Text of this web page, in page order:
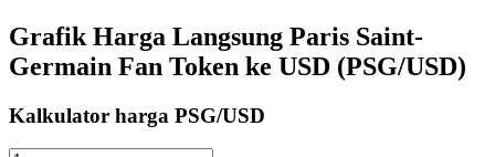
Grafik Harga Langsung Paris Saint-
Germain Fan Token ke USD (PSG/USD)
Kalkulator harga PSG/USD